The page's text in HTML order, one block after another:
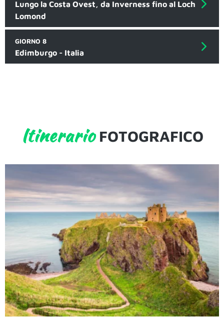
Lungo la Costa Ovest, da Inverness fino al Loch
Lomond
GIORNO 8
Edimburgo - Italia
ItinerarioFOTOGRAFICO